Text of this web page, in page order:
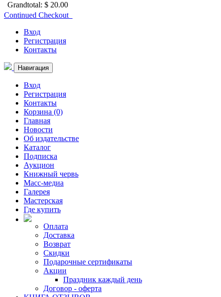
Grandtotal: $ 20.00
Continued Checkout
Вход
Регистрация
Контакты
Навигация
Вход
Регистрация
Контакты
Корзина (0)
Главная
Новости
Об издательстве
Каталог
Подписка
Аукцион
Книжный червь
Масс-медиа
Галерея
Мастерская
Где купить
Оплата
Доставка
Возврат
Скидки
Подарочные сертификаты
Акции
Праздник каждый день
Договор - оферта